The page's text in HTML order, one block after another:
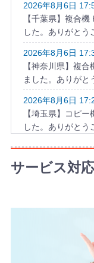
2026年8月6日
【千葉県】複合
した。ありがとう
2026年8月6日
【神奈川県】複
ました。ありがと
2026年8月6日
【埼玉県】コピ
した。ありがとう
2026年8月6日
【滋賀県】コピ
ました。ありがと
【愛媛県】複合機
を頂きました。あ
2026年8月6日
【千葉県】複合
サービス対